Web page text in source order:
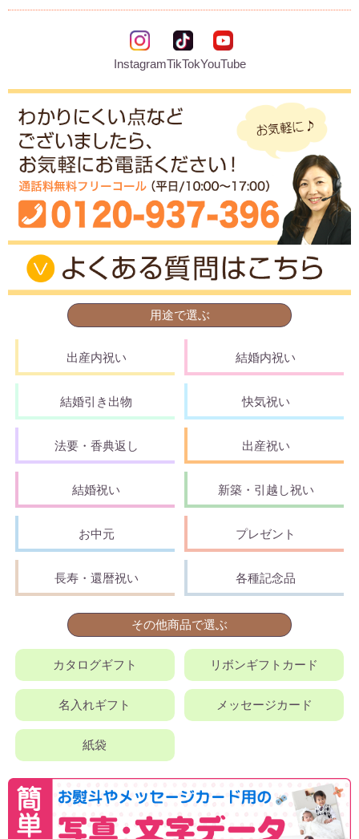
InstagramTikTokYouTube
用途で選ぶ
出産内祝い 結婚内祝い
結婚引き出物 快気祝い
法要・香典返し 出産祝い
結婚祝い 新築・引越し祝い
お中元 プレゼント
長寿・還暦祝い 各種記念品
その他商品で選ぶ
カタログギフト リボンギフトカード
名入れギフト メッセージカード
紙袋